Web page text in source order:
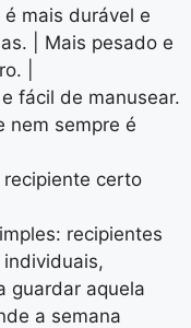
mais durável e
| Mais pesado e
|
fácil de manusear.
nem sempre é
certo
recipientes
guardar aquela
a semana